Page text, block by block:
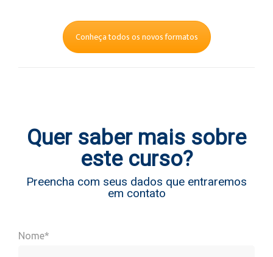
Conheça todos os novos formatos
Quer saber mais sobre
este curso?
Preencha com seus dados que entraremos
em contato
Nome*